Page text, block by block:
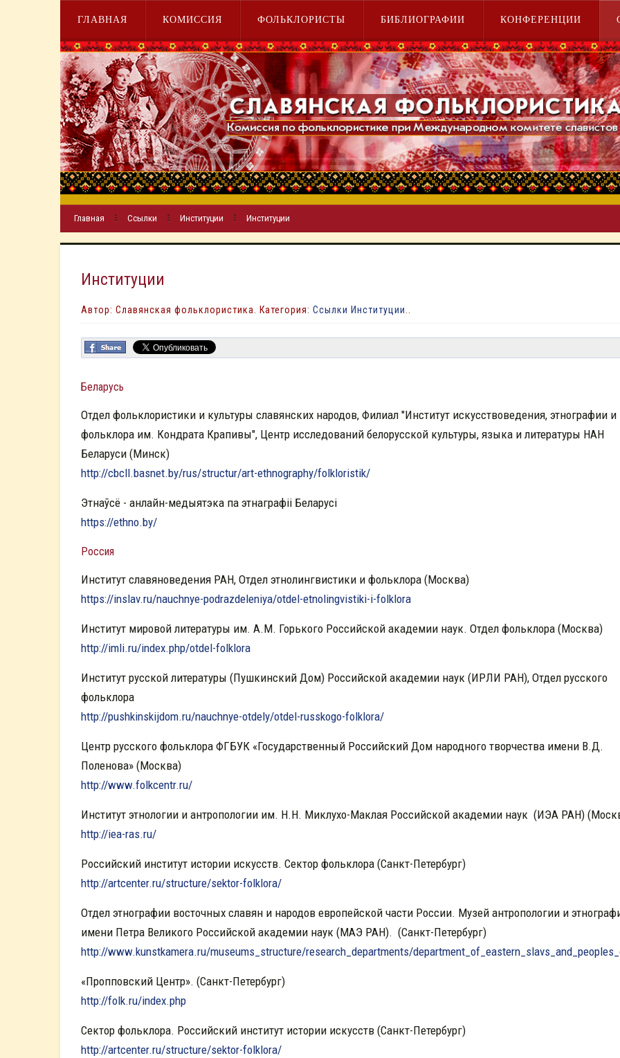
ГЛАВНАЯ КОМИССИЯ ФОЛЬКЛОРИСТЫ БИБЛИОГРАФИИ КОНФЕРЕНЦИИ
Главная Ссылки Институции Институции
Институции
Автор: Славянская фольклористика. Категория: Ссылки Институции..
Беларусь
Отдел фольклористики и культуры славянских народов, Филиал "Институт искусствоведения, этнографии и
фольклора им. Кондрата Крапивы", Центр исследований белорусской культуры, языка и литературы НАН
Беларуси (Минск)
http://cbcll.basnet.by/rus/structur/art-ethnography/folkloristik/
Этнаўсё - анлайн-медыятэка па этнаграфіі Беларусі
https://ethno.by/
Россия
Институт славяноведения РАН, Отдел этнолингвистики и фольклора (Москва)
https://inslav.ru/nauchnye-podrazdeleniya/otdel-etnolingvistiki-i-folklora
Институт мировой литературы им. А.М. Горького Российской академии наук. Отдел фольклора (Москва)
http://imli.ru/index.php/otdel-folklora
Институт русской литературы (Пушкинский Дом) Российской академии наук (ИРЛИ РАН), Отдел русского
фольклора
http://pushkinskijdom.ru/nauchnye-otdely/otdel-russkogo-folklora/
Центр русского фольклора ФГБУК «Государственный Российский Дом народного творчества имени В.Д.
Поленова» (Москва)
http://www.folkcentr.ru/
Институт этнологии и антропологии им. Н.Н. Миклухо-Маклая Российской академии наук (ИЭА РАН)
http://iea-ras.ru/
Российский институт истории искусств. Сектор фольклора (Санкт-Петербург)
http://artcenter.ru/structure/sektor-folklora/
Отдел этнографии восточных славян и народов европейской части России. Музей антропологии и
имени Петра Великого Российской академии наук (МАЭ РАН). (Санкт-Петербург)
http://www.kunstkamera.ru/museums_structure/research_departments/
«Пропповский Центр». (Санкт-Петербург)
http://folk.ru/index.php
Сектор фольклора. Российский институт истории искусств (Санкт-Петербург)
http://artcenter.ru/structure/sektor-folklora/